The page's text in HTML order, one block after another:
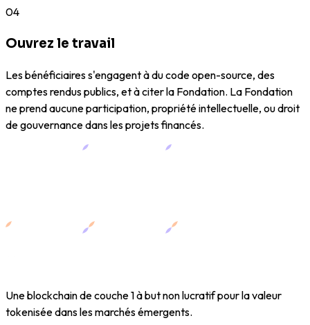
04
Ouvrez le travail
Les bénéficiaires s'engagent à du code open-source, des
comptes rendus publics, et à citer la Fondation. La Fondation
ne prend aucune participation, propriété intellectuelle, ou droit
de gouvernance dans les projets financés.
Une blockchain de couche 1 à but non lucratif pour la valeur
tokenisée dans les marchés émergents.